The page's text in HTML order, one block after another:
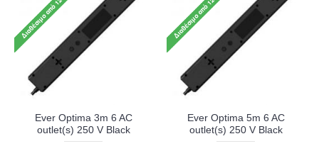
Ever Optima 3m 6 AC
outlet(s) 250 V Black
Ever Optima 5m 6 AC
outlet(s) 250 V Black